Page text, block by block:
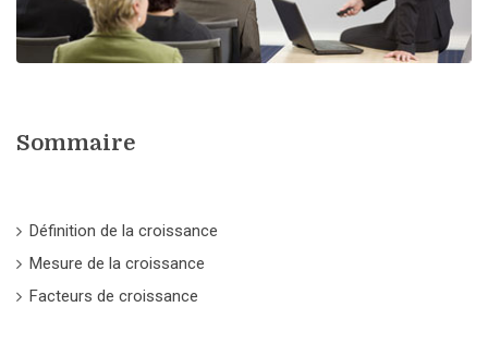
Sommaire
Définition de la croissance
Mesure de la croissance
Facteurs de croissance